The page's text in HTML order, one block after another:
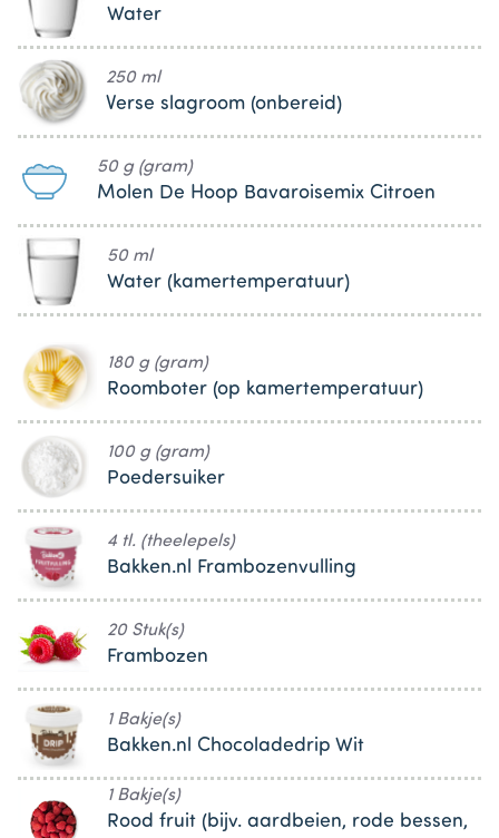
Water
250 ml
Verse slagroom (onbereid)
50 g (gram)
Molen De Hoop Bavaroisemix Citroen
50 ml
Water (kamertemperatuur)
180 g (gram)
Roomboter (op kamertemperatuur)
100 g (gram)
Poedersuiker
4 tl. (theelepels)
Bakken.nl Frambozenvulling
20 Stuk(s)
Frambozen
1 Bakje(s)
Bakken.nl Chocoladedrip Wit
1 Bakje(s)
Rood fruit (bijv. aardbeien, rode bessen,